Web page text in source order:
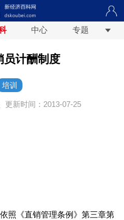
中心 专题
员计酬制度
培训
更新时间：2013-07-25
照《直销管理条例》第三章第